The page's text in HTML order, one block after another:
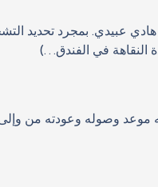
عبيدي. بمجرد تحديد
النقاهة في الفندق…)
وصوله وعودته من